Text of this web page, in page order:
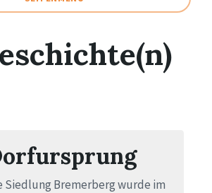
Siedlung Bremerberg wurde im